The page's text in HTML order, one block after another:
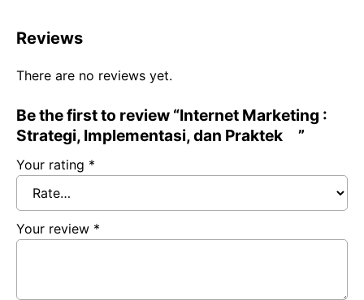
Reviews
There are no reviews yet.
Be the first to review “Internet Marketing :
Strategi, Implementasi, dan Praktek ”
Your rating *
Your review *